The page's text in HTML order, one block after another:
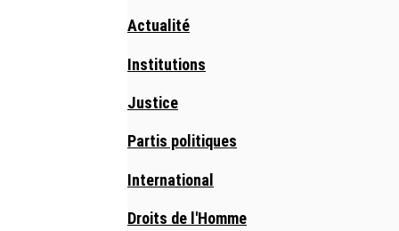
Actualité
Institutions
Justice
Partis politiques
International
Droits de l'Homme